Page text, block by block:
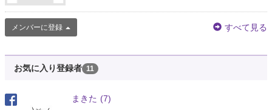
メンバーに登録 すべて見る
お気に入り登録者 11
まきた (7)